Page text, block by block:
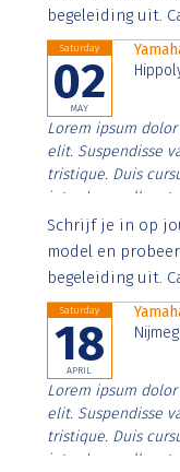
begeleiding uit.
Saturday
02
MAY
Lorem ipsum
elit. Suspendisse
tristique. Duis
interdum nulla, ut
Aenean faucibus
imperdiet. Nunc
Schrijf je in op
model en
begeleiding uit.
Saturday
18
APRIL
Lorem ipsum
elit. Suspendisse
tristique. Duis
interdum nulla, ut